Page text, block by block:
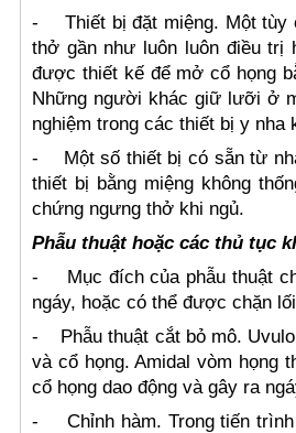
-
Thiết bị đặt miệng. Một
thở gần như luôn luôn điều trị
được thiết kế để mở cổ họng
Những người khác giữ lưỡi ở
nghiệm trong các thiết bị y nha
-
Một số thiết bị có sẵn từ
thiết bị bằng miệng không
chứng ngưng thở khi ngủ.
Phẫu thuật hoặc các thủ tục
-
Mục đích của phẫu thuật
ngáy, hoặc có thể được chặn
-
Phẫu thuật cắt bỏ mô.
và cổ họng. Amidal vòm họng
cổ họng dao động và gây ra
-
Chỉnh hàm. Trong tiến